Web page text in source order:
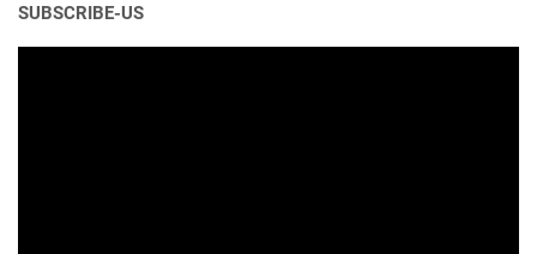
SUBSCRIBE-US